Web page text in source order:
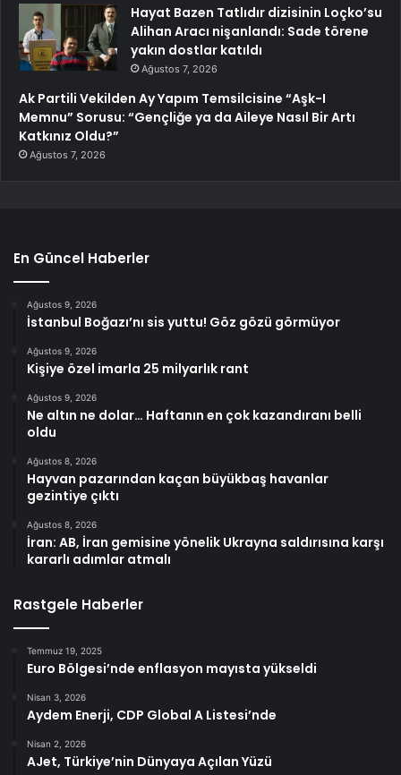
Hayat Bazen Tatlıdır dizisinin Loçko’su
Alihan Aracı nişanlandı: Sade törene
yakın dostlar katıldı
Ağustos 7, 2026
Ak Partili Vekilden Ay Yapım Temsilcisine “Aşk-I
Memnu” Sorusu: “Gençliğe ya da Aileye Nasıl Bir Artı
Katkınız Oldu?”
Ağustos 7, 2026
En Güncel Haberler
Ağustos 9, 2026
İstanbul Boğazı’nı sis yuttu! Göz gözü görmüyor
Ağustos 9, 2026
Kişiye özel imarla 25 milyarlık rant
Ağustos 9, 2026
Ne altın ne dolar… Haftanın en çok kazandıranı belli
oldu
Ağustos 8, 2026
Hayvan pazarından kaçan büyükbaş havanlar
gezintiye çıktı
Ağustos 8, 2026
İran: AB, İran gemisine yönelik Ukrayna saldırısına karşı
kararlı adımlar atmalı
Rastgele Haberler
Temmuz 19, 2025
Euro Bölgesi’nde enflasyon mayısta yükseldi
Nisan 3, 2026
Aydem Enerji, CDP Global A Listesi’nde
Nisan 2, 2026
AJet, Türkiye’nin Dünyaya Açılan Yüzü